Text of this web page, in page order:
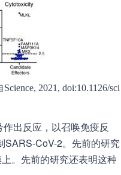
2021, doi:10.1126/sci
出反应，以召唤免疫反
SARS-CoV-2。先前的研究
。先前的研究还表明这种